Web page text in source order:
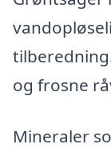
og frosne
Mineraler